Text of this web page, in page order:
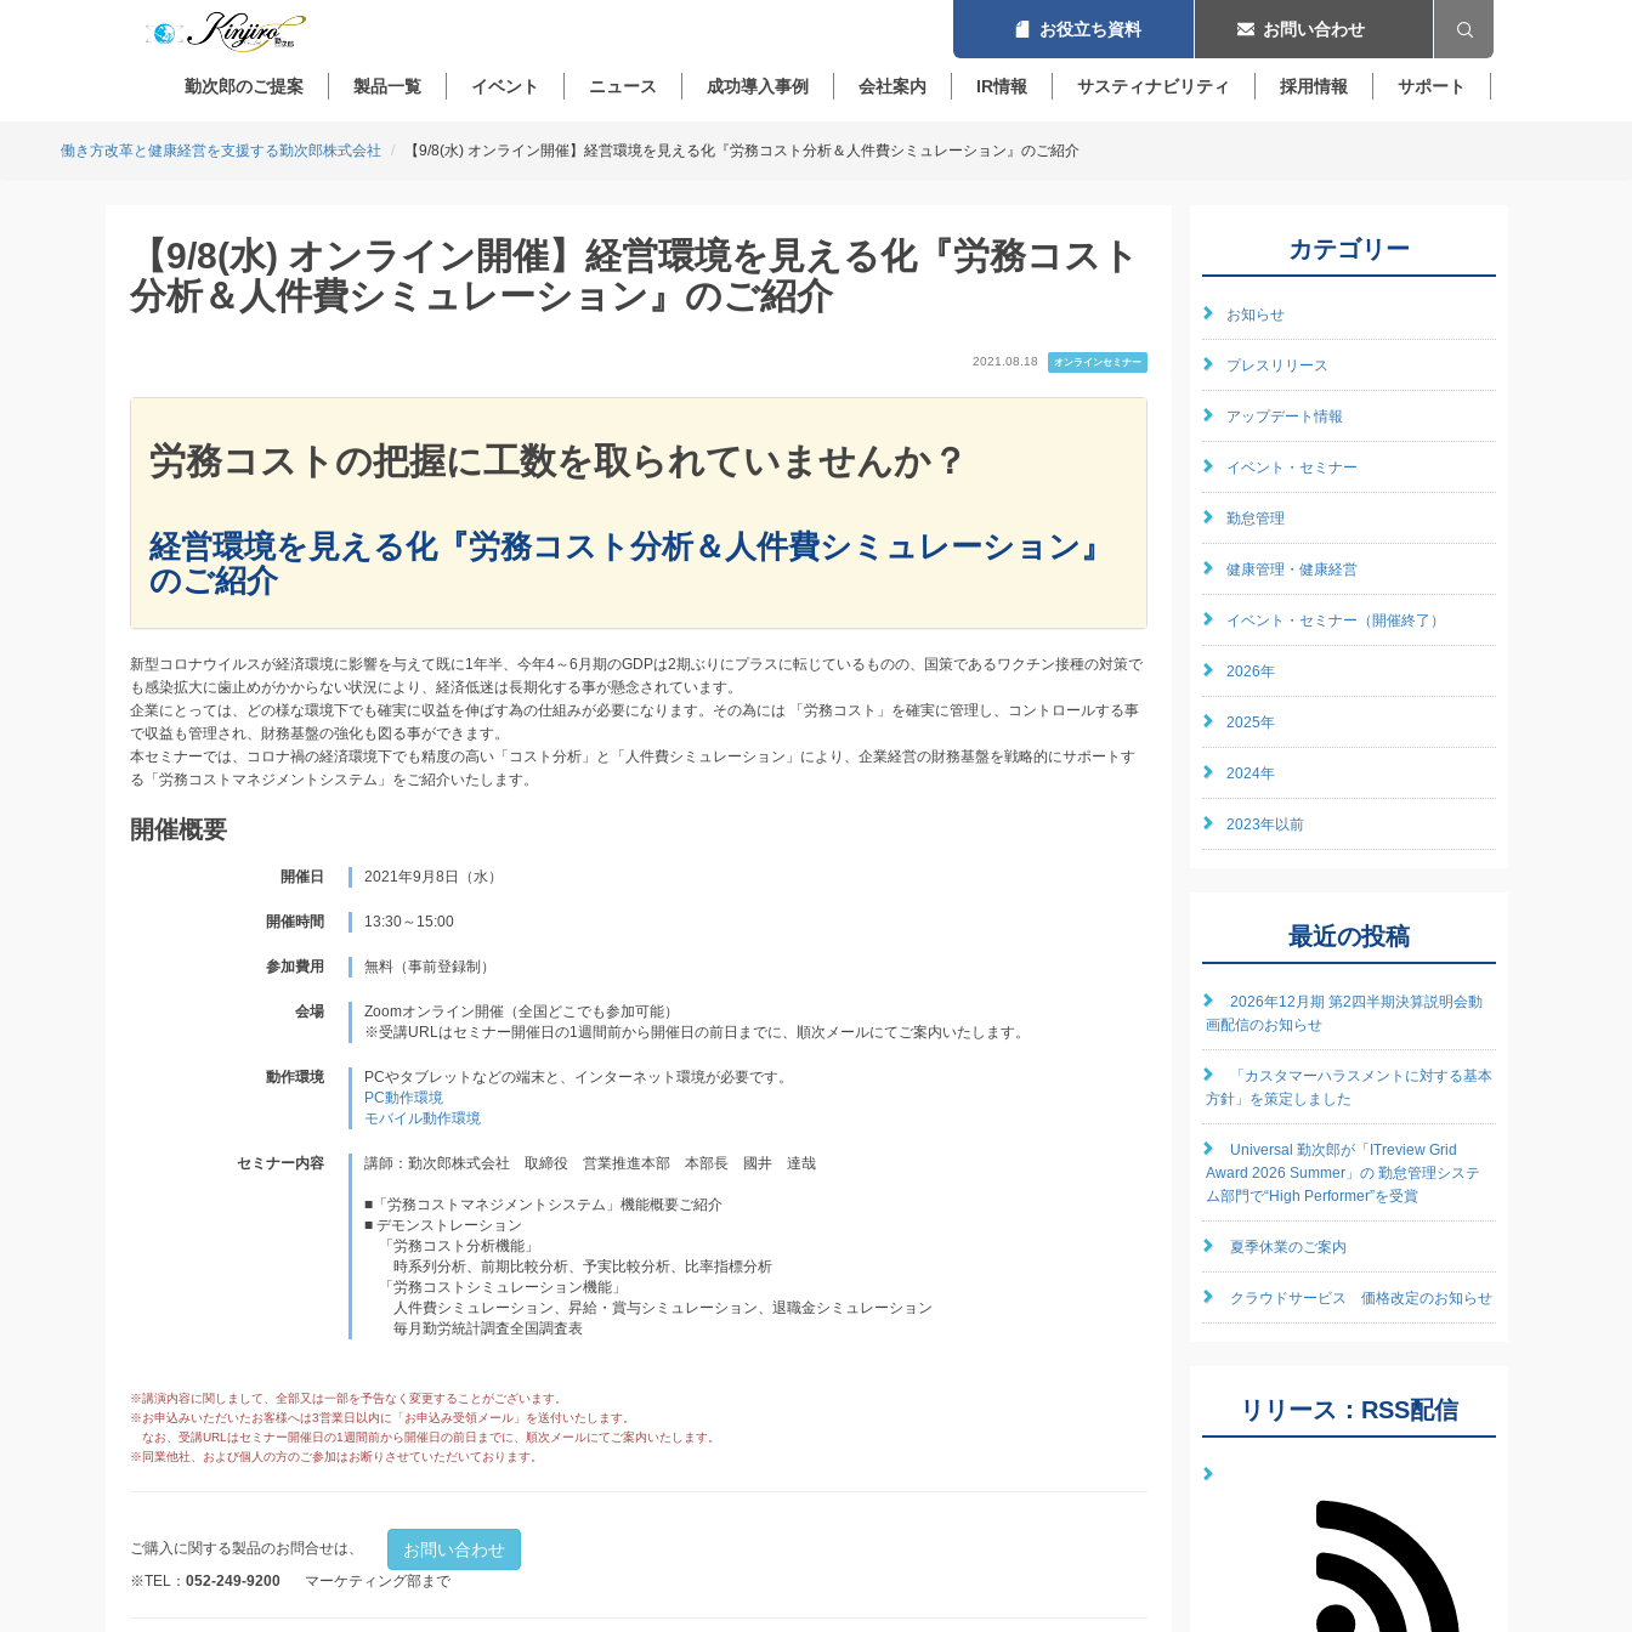
お役立ち資料 お問い合わせ
勤次郎のご提案 製品一覧 イベント ニュース 成功導入事例 会社案内 IR情報 サスティナビリティ 採用情報 サポート
働き方改革と健康経営を支援する勤次郎株式会社 【9/8(水) オンライン開催】経営環境を見える化『労務コスト分析＆人件費シミュレーション』のご紹介
【9/8(水) オンライン開催】経営環境を見える化『労務コスト
分析＆人件費シミュレーション』のご紹介
2021.08.18 オンラインセミナー
労務コストの把握に工数を取られていませんか？
経営環境を見える化『労務コスト分析＆人件費シミュレーション』
のご紹介
新型コロナウイルスが経済環境に影響を与えて既に1年半、今年4～6月期のGDPは2期ぶりにプラスに転じているものの、国策であるワクチン接種の対策で
も感染拡大に歯止めがかからない状況により、経済低迷は長期化する事が懸念されています。
企業にとっては、どの様な環境下でも確実に収益を伸ばす為の仕組みが必要になります。その為には 「労務コスト」を確実に管理し、コントロールする事
で収益も管理され、財務基盤の強化も図る事ができます。
本セミナーでは、コロナ禍の経済環境下でも精度の高い「コスト分析」と「人件費シミュレーション」により、企業経営の財務基盤を戦略的にサポートす
る「労務コストマネジメントシステム」をご紹介いたします。
開催概要
開催日 2021年9月8日（水）
開催時間 13:30～15:00
参加費用 無料（事前登録制）
会場
Zoomオンライン開催（全国どこでも参加可能）
※受講URLはセミナー開催日の1週間前から開催日の前日までに、順次メールにてご案内いたします。
動作環境
PCやタブレットなどの端末と、インターネット環境が必要です。
PC動作環境
モバイル動作環境
セミナー内容 講師：勤次郎株式会社 取締役 営業推進本部 本部長 國井 達哉
■「労務コストマネジメントシステム」機能概要ご紹介
■ デモンストレーション
「労務コスト分析機能」
時系列分析、前期比較分析、予実比較分析、比率指標分析
「労務コストシミュレーション機能」
人件費シミュレーション、昇給・賞与シミュレーション、退職金シミュレーション
毎月勤労統計調査全国調査表
※講演内容に関しまして、全部又は一部を予告なく変更することがございます。
※お申込みいただいたお客様へは3営業日以内に「お申込み受領メール」を送付いたします。
なお、受講URLはセミナー開催日の1週間前から開催日の前日までに、順次メールにてご案内いたします。
※同業他社、および個人の方のご参加はお断りさせていただいております。
ご購入に関する製品のお問合せは、 お問い合わせ
※TEL： 052-249-9200 マーケティング部まで
カテゴリー
お知らせ
プレスリリース
アップデート情報
イベント・セミナー
勤怠管理
健康管理・健康経営
イベント・セミナー（開催終了）
2026年
2025年
2024年
2023年以前
最近の投稿
2026年12月期 第2四半期決算説明会動
画配信のお知らせ
「カスタマーハラスメントに対する基本
方針」を策定しました
Universal 勤次郎が「ITreview Grid
Award 2026 Summer」の 勤怠管理システ
ム部門で“High Performer”を受賞
夏季休業のご案内
クラウドサービス 価格改定のお知らせ
リリース：RSS配信